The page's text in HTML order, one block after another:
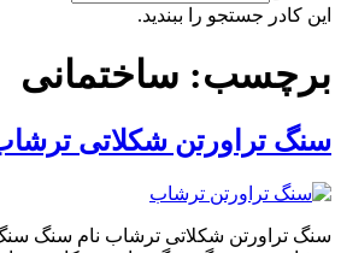
این کادر جستجو را ببندید.
برچسب: ساختمانی
سنگ تراورتن شکلاتی
سنگ تراورتن شکلاتی ترشاب نام سنگ